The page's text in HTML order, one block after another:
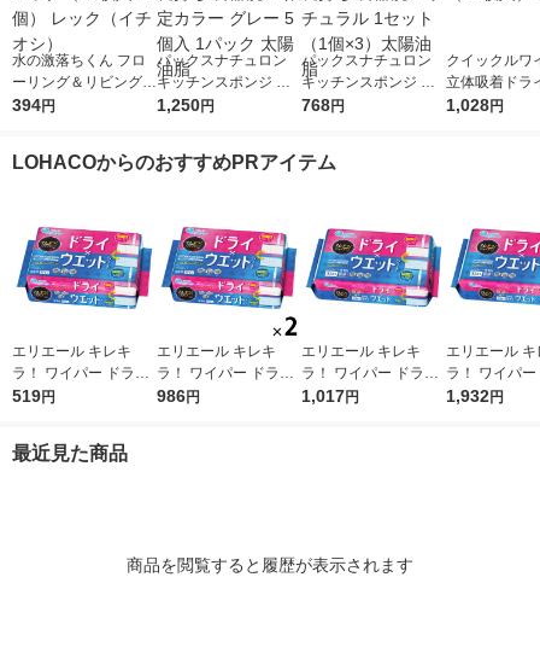
水の激落ちくん フロ
ーリング＆リビング用
シート 1パック（20枚
394円
パックスナチュロン
キッチンスポンジ 水
切れがよい 長持ち 食
陽油脂
1,250円
パックスナチュロン
キッチンスポンジ 水
切れがよい 長持ち 食
油脂
768円
クイックルワ
立体吸着ドラ
1パック（40
1,028円
LOHACOからのおすすめPRアイテム
エリエール キレキ
ラ！ ワイパー ドライ
×ウエットシート 1パ
519円
エリエール キレキ
ラ！ ワイパー ドライ
×ウエットシート 1セ
986円
エリエール キレキ
ラ！ ワイパー ドライ
×ウエットシート 1パ
1,017円
エリエール キ
ラ！ ワイパ
×ウエットシ
1,932円
最近見た商品
商品を閲覧すると履歴が表示されます